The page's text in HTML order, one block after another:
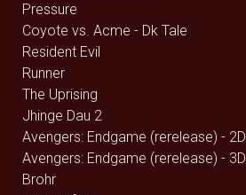
Pressure
Coyote vs. Acme - Dk Tale
Resident Evil
Runner
The Uprising
Jhinge Dau 2
Avengers: Endgame (rerelease) - 2D
Avengers: Endgame (rerelease) - 3D
Brohr